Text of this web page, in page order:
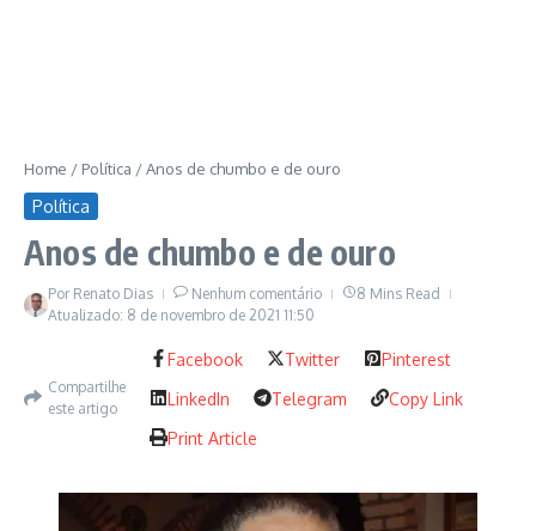
Home / Política /Anos de chumbo e de ouro
Política
Anos de chumbo e de ouro
Por Renato Dias Nenhum comentário
8 Mins Read
Atualizado: 8 de novembro de 2021 11:50
Compartilhe
este artigo
Facebook Twitter
Pinterest
LinkedIn
Telegram
Copy Link
Print Article